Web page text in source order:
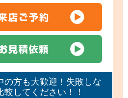
の方も大歓迎！失敗しな
してください！！